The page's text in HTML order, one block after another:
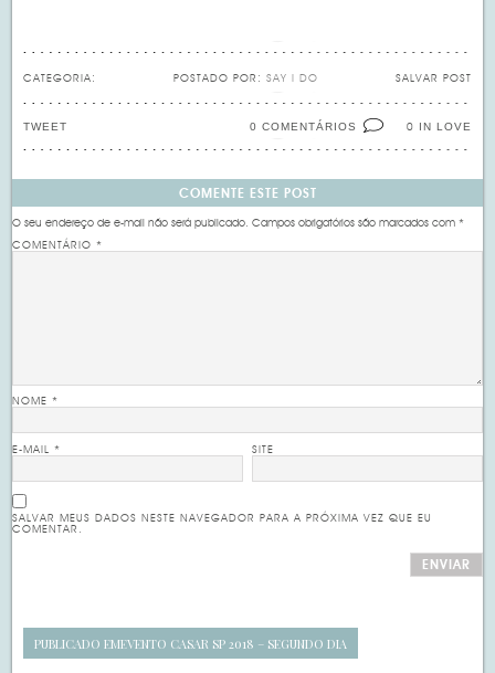
CATEGORIA: SALVAR POST
POSTADO POR: SAY I DO
0 IN LOVE
0 COMENTÁRIOS
TWEET
COMENTE ESTE POST
O seu endereço de e-mail não será publicado. Campos obrigatórios são marcados com*
COMENTÁRIO*
NOME*
E-MAIL* SITE
SALVAR MEUS DADOS NESTE NAVEGADOR PARA A PRÓXIMA VEZ QUE EU
COMENTAR.
PUBLICADO EMEVENTO CASAR SP 2018 – SEGUNDO DIA